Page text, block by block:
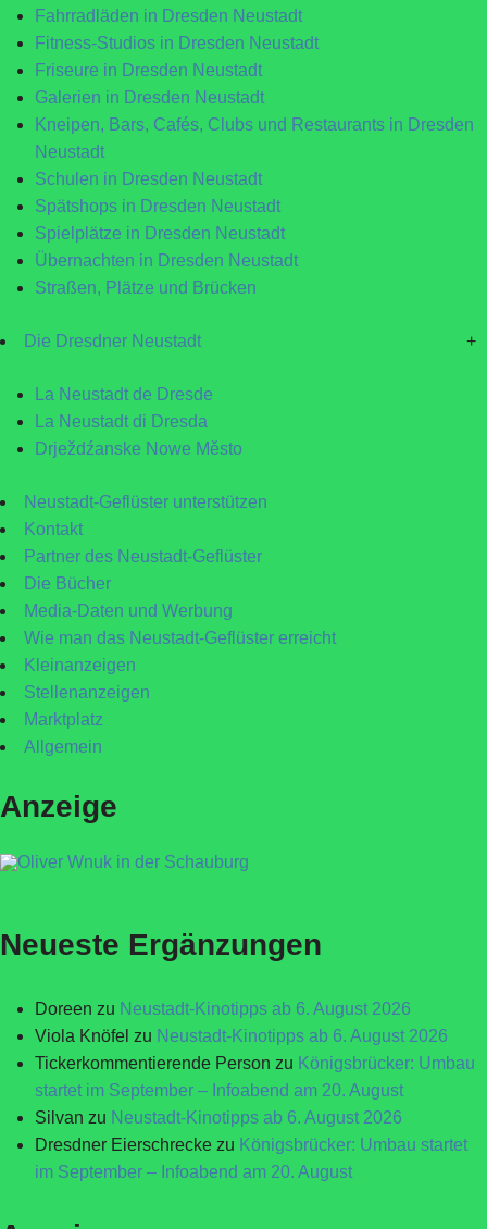
Fahrradläden in Dresden Neustadt
Fitness-Studios in Dresden Neustadt
Friseure in Dresden Neustadt
Galerien in Dresden Neustadt
Kneipen, Bars, Cafés, Clubs und Restaurants in Dresden
Neustadt
Schulen in Dresden Neustadt
Spätshops in Dresden Neustadt
Spielplätze in Dresden Neustadt
Übernachten in Dresden Neustadt
Straßen, Plätze und Brücken
Die Dresdner Neustadt +
La Neustadt de Dresde
La Neustadt di Dresda
Drježdźanske Nowe Město
Neustadt-Geflüster unterstützen
Kontakt
Partner des Neustadt-Geflüster
Die Bücher
Media-Daten und Werbung
Wie man das Neustadt-Geflüster erreicht
Kleinanzeigen
Stellenanzeigen
Marktplatz
Allgemein
Anzeige
Neueste Ergänzungen
Doreen zu Neustadt-Kinotipps ab 6. August 2026
Viola Knöfel zu Neustadt-Kinotipps ab 6. August 2026
Tickerkommentierende Person zu Königsbrücker: Umbau
startet im September – Infoabend am 20. August
Silvan zu Neustadt-Kinotipps ab 6. August 2026
Dresdner Eierschrecke zu Königsbrücker: Umbau startet
im September – Infoabend am 20. August